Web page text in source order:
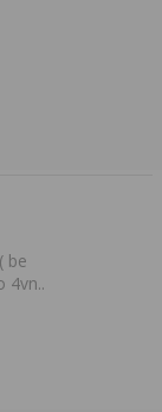
be
4vn..